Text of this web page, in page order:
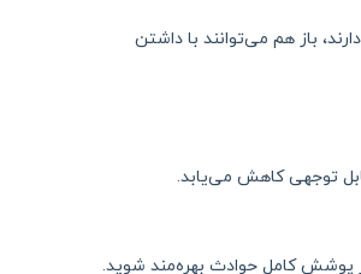
باز هم می‌توانند با داشتن
توجهی کاهش می‌یابد.
پوشش کامل حوادث بهره‌مند شوید.